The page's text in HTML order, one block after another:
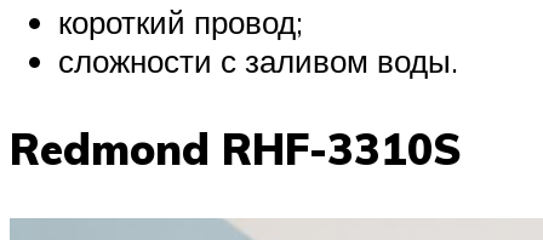
короткий провод;
сложности с заливом воды.
Redmond RHF-3310S